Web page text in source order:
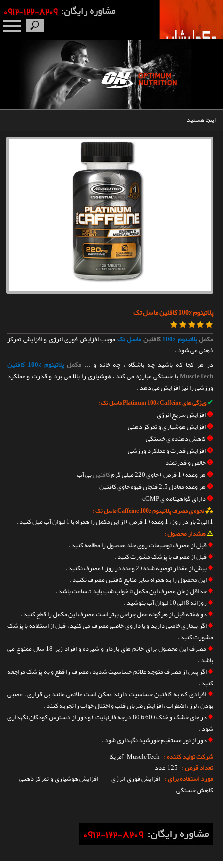
اینجا هستید
پلاتینوم %100 کافئین ماسل تک
مکملپلاتینوم %100 کافئینماسل تکموجب افزایش فوری انرژی و افزایش تمرکز
ذهنی می شود .
در هر کجا که باشید چه باشگاه ، چه خانه و ... مکملپلاتینوم %100 کافئین
MuscleTechبا خستگی مبارزه می کند ، هوشیاری را بالا می برد و قدرت و عملکرد
ورزشی را نیز افزایش می دهد .
✔ویژگی های Platinum 100% Caffeine ماسل تک :
❶افزایش سریع انرژی
❷افزایش هوشیاری و تمرکز ذهنی
❸کاهش دهنده ی خستگی
❹افزایش قدرت و عملکرد ورزشی
❺خالص و قدرتمند
❻هر وعده ( 1 قرص ) حاوی 220 میلی گرم کافئینبی آب
❼هر وعده معادل 2.5 فنجان قهوه حاوی کافئین
❽دارای گواهینامه ی cGMP
⁂نحوه ی مصرف پلاتینوم %100 Caffeine ماسل تک :
1 الی 2 بار در روز ، 1 وعده ( 1 قرص ) از این مکمل را همراه با 1 لیوان آب میل کنید .
⚠هشدار محصول :
✵قبل از مصرف توضیحات روی جلد محصول را مطالعه کنید .
✵قبل از مصرف با پزشک مشورت کنید .
✵بیش از مقدار توصیه شده ( 2 وعده در روز ) مصرف نکنید .
✵این محصول را به همراه سایر منابع کافئین مصرف نکنید .
✵حداقل زمان مصرف این مکمل تا خواب شب باید 5 ساعت باشد .
✵روزانه 8 الی 10 لیوان آب بنوشید .
✵دو هفته قبل از هرگونه عمل جراحی بهتر است مصرف این مکمل را قطع کنید .
✵اگر بیماری خاصی دارید و یا داروی خاصی مصرف می کنید ، قبل از استفاده با پزشک
مشورت کنید .
✵
مصرف این محصول برای خانم های باردار و شیرده و افراد زیر 18 سال ممنوع می
باشد .
✵اگر پس از مصرف متوجه علائم حساسیت شدید ، مصرف را قطع و به پزشک مراجعه
کنید .
✵افرادی که به کافئین حساسیت دارند ممکن است علائمی مانند بی قراری ، عصبی
بودن ، لرز ، اضطراب ، افزایش ضربان قلب و اختلال خواب را تجربه کنند .
✵
در جای خشک و خنک ( 60 تا 80 درجه فارنهایت ) و دور از دسترس کودکان نگهداری
شود .
✵دور از نور مستقیم خورشید نگهداری شود .
شرکت تولید کننده : MuscleTech آمریکا
تعداد قرص : 125 عدد
مورد استفاده برای : افزایش فوری انرژی --- افزایش هوشیاری و تمرکز ذهنی ---
کاهش خستگی